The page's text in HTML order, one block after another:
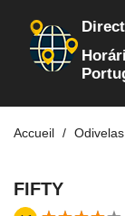
Accueil Odivelas
FIFTY